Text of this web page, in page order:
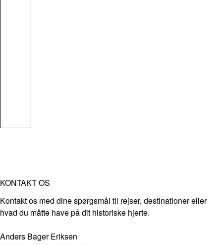
KONTAKT OS
Kontakt os med dine spørgsmål til rejser, destinationer eller
hvad du måtte have på dit historiske hjerte.
Anders Bager Eriksen